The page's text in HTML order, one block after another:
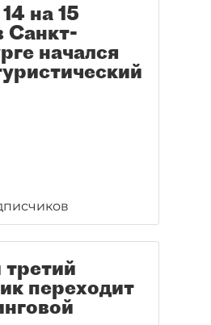
на 15
Санкт-
начался
переходит